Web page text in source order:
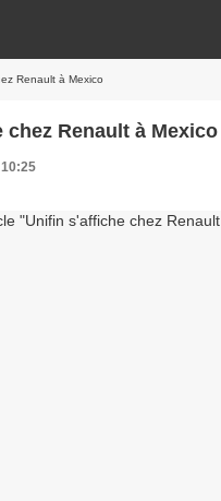
Renault à Mexico
Renault à Mexico